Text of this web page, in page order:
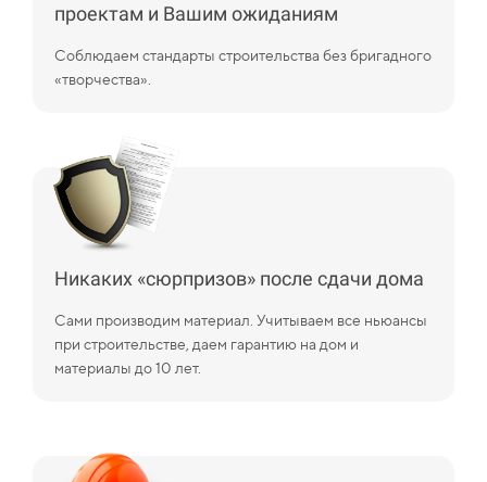
проектам и Вашим ожиданиям
Соблюдаем стандарты строительства без бригадного
«творчества».
Никаких «сюрпризов» после сдачи дома
Сами производим материал. Учитываем все ньюансы
при строительстве, даем гарантию на дом и
материалы до 10 лет.